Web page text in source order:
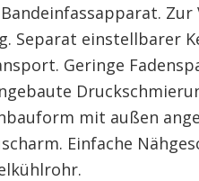
Separat einstellbarer
Geringe
mit außen
Einfache